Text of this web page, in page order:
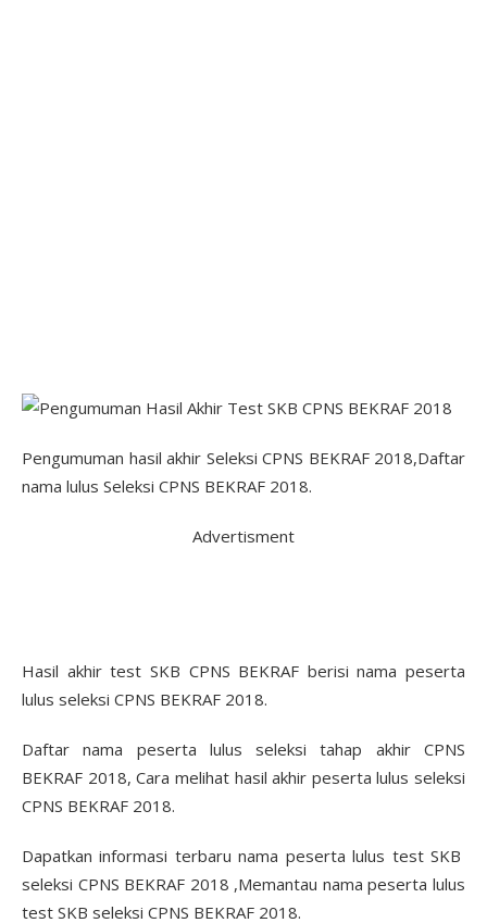
Pengumuman hasil akhir Seleksi CPNS BEKRAF 2018,Daftar
nama lulus Seleksi CPNS BEKRAF 2018.
Advertisment
Hasil akhir test SKB CPNS BEKRAF berisi nama peserta
lulus seleksi CPNS BEKRAF 2018.
Daftar nama peserta lulus seleksi tahap akhir CPNS
BEKRAF 2018, Cara melihat hasil akhir peserta lulus seleksi
CPNS BEKRAF 2018.
Dapatkan informasi terbaru nama peserta lulus test SKB
seleksi CPNS BEKRAF 2018 ,Memantau nama peserta lulus
test SKB seleksi CPNS BEKRAF 2018.